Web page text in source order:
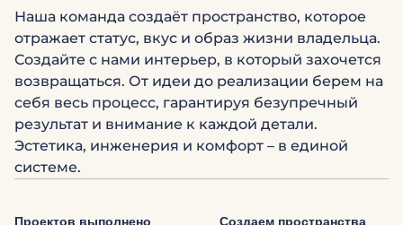
Наша команда создаёт пространство, которое
отражает статус, вкус и образ жизни владельца.
Создайте с нами интерьер, в который захочется
возвращаться. От идеи до реализации берем на
себя весь процесс, гарантируя безупречный
результат и внимание к каждой детали.
Эстетика, инженерия и комфорт – в единой
системе.
Проектов выполнено Создаем пространства